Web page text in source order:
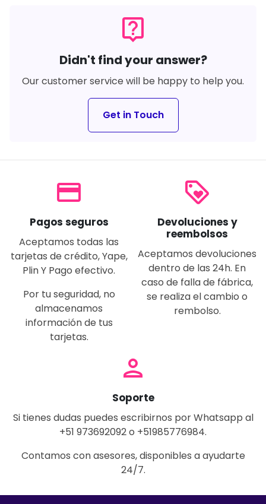
live_help
Didn't find your answer?
Our customer service will be happy to help you.
Get in Touch
payment
Pagos seguros
Aceptamos todas las
tarjetas de crédito, Yape,
Plin Y Pago efectivo.
Por tu seguridad, no
almacenamos
información de tus
tarjetas.
loyalty
Devoluciones y
reembolsos
Aceptamos devoluciones
dentro de las 24h. En
caso de falla de fábrica,
se realiza el cambio o
rembolso.
person
Soporte
Si tienes dudas puedes escribirnos por Whatsapp al
+51 973692092 o +51985776984.
Contamos con asesores, disponibles a ayudarte
24/7.